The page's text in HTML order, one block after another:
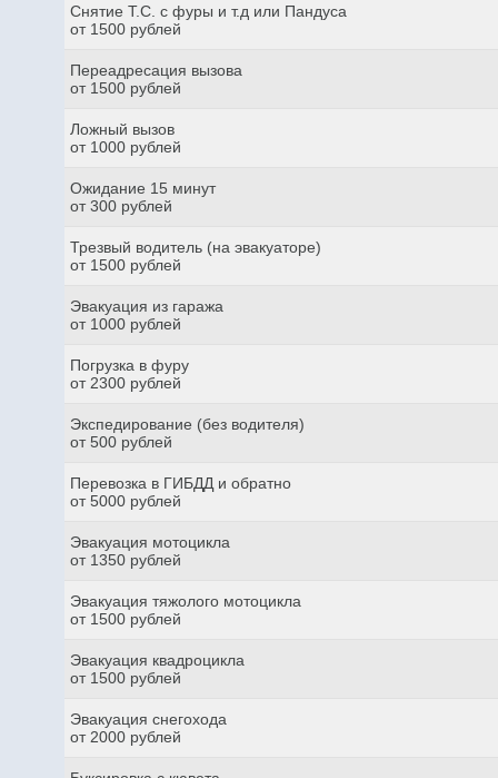
Снятие Т.С. с фуры и т.д или Пандуса
от 1500 рублей
Переадресация вызова
от 1500 рублей
Ложный вызов
от 1000 рублей
Ожидание 15 минут
от 300 рублей
Трезвый водитель (на эвакуаторе)
от 1500 рублей
Эвакуация из гаража
от 1000 рублей
Погрузка в фуру
от 2300 рублей
Экспедирование (без водителя)
от 500 рублей
Перевозка в ГИБДД и обратно
от 5000 рублей
Эвакуация мотоцикла
от 1350 рублей
Эвакуация тяжолого мотоцикла
от 1500 рублей
Эвакуация квадроцикла
от 1500 рублей
Эвакуация снегохода
от 2000 рублей